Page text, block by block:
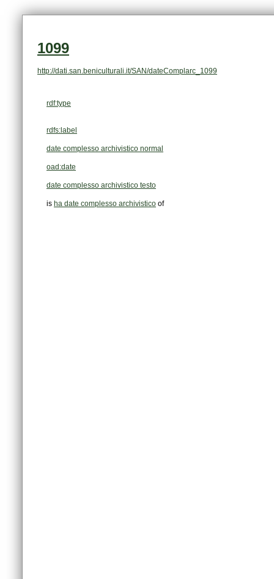
1099
http://dati.san.beniculturali.it/SAN/dateComplarc_1099
rdf:type
rdfs:label
date complesso archivistico normal
oad:date
date complesso archivistico testo
is ha date complesso archivistico of